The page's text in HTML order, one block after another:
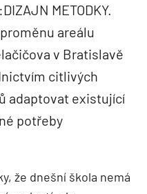
METODKY.
areálu
v Bratislavě
citlivých
adaptovat existující
potřeby
že dnešní škola nemá